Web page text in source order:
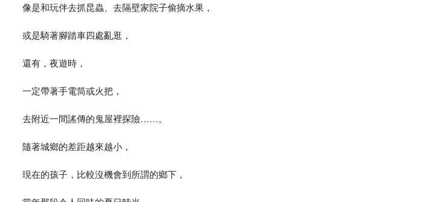
像是和玩伴去抓昆蟲、去隔壁家院子偷摘水果，
或是騎著腳踏車四處亂逛，
還有，夜遊時，
一定帶著手電筒或火把，
去附近一間謠傳的鬼屋裡探險……。
隨著城鄉的差距越來越小，
現在的孩子，比較沒機會到所謂的鄉下，